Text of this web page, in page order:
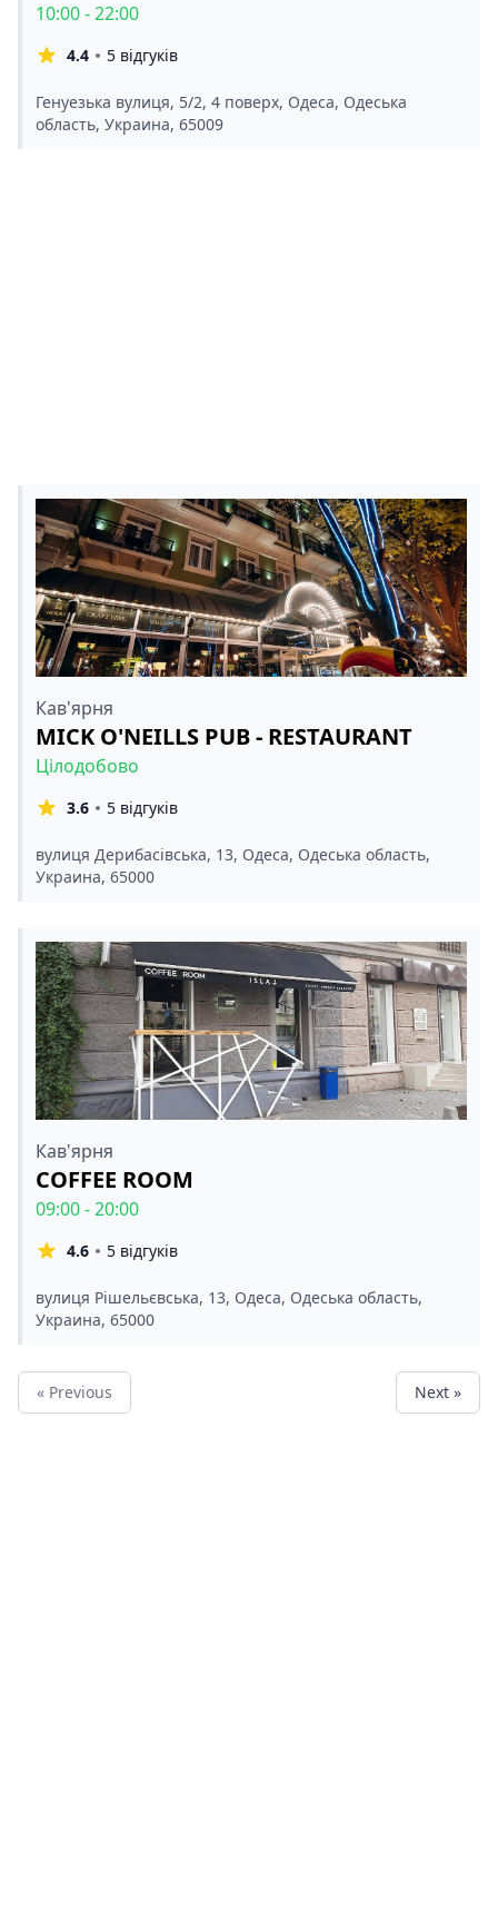
10:00 - 22:00
4.4 5 відгуків
Генуезька вулиця, 5/2, 4 поверх, Одеса, Одеська
область, Украина, 65009
Кав'ярня
MICK O'NEILLS PUB - RESTAURANT
Цілодобово
3.6 5 відгуків
вулиця Дерибасівська, 13, Одеса, Одеська область,
Украина, 65000
Кав'ярня
COFFEE ROOM
09:00 - 20:00
4.6 5 відгуків
вулиця Рішельєвська, 13, Одеса, Одеська область,
Украина, 65000
« Previous Next »